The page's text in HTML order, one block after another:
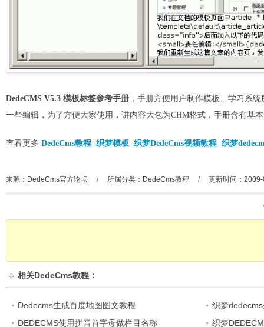
DedeCMS V5.3 模板标签参考手册 ，手册方便用户制作模板、学习系
一些编辑，为了方便大家使用，讲内容大包为CHM格式，手册含有基
查看更多 DedeCms教程 织梦模板 织梦DedeCms视频教程 织梦
来源：DedeCms官方论坛 / 所属分类： DedeCms教程 / 更新时间：
相关DedeCms教程 ：
Dedecms生成百度地图图文教程
织梦
DEDECMS使用拼音首字母做栏目名称
织梦